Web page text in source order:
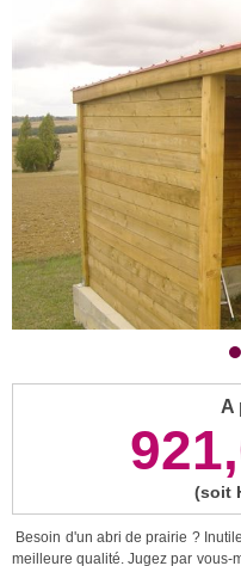
A
(soit
Besoin d'un abri de prairie ?
meilleure qualité. Jugez par vous-